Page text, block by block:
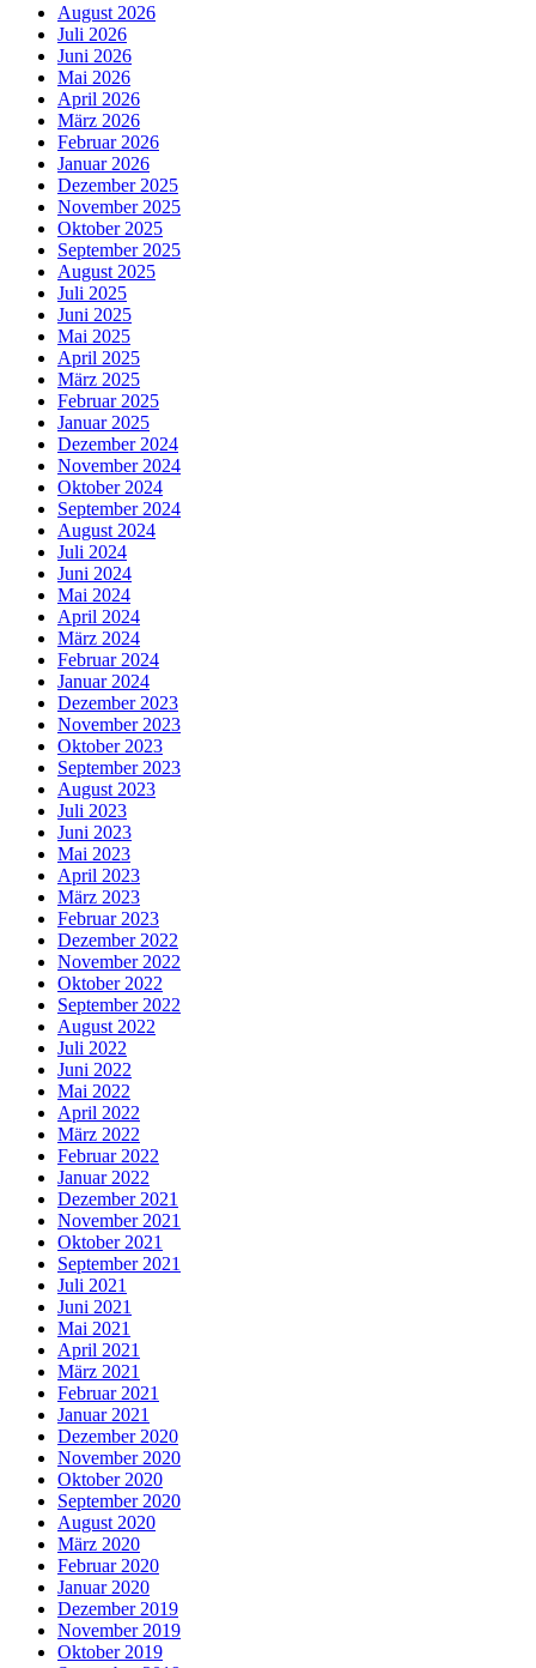
August 2026
Juli 2026
Juni 2026
Mai 2026
April 2026
März 2026
Februar 2026
Januar 2026
Dezember 2025
November 2025
Oktober 2025
September 2025
August 2025
Juli 2025
Juni 2025
Mai 2025
April 2025
März 2025
Februar 2025
Januar 2025
Dezember 2024
November 2024
Oktober 2024
September 2024
August 2024
Juli 2024
Juni 2024
Mai 2024
April 2024
März 2024
Februar 2024
Januar 2024
Dezember 2023
November 2023
Oktober 2023
September 2023
August 2023
Juli 2023
Juni 2023
Mai 2023
April 2023
März 2023
Februar 2023
Dezember 2022
November 2022
Oktober 2022
September 2022
August 2022
Juli 2022
Juni 2022
Mai 2022
April 2022
März 2022
Februar 2022
Januar 2022
Dezember 2021
November 2021
Oktober 2021
September 2021
Juli 2021
Juni 2021
Mai 2021
April 2021
März 2021
Februar 2021
Januar 2021
Dezember 2020
November 2020
Oktober 2020
September 2020
August 2020
März 2020
Februar 2020
Januar 2020
Dezember 2019
November 2019
Oktober 2019